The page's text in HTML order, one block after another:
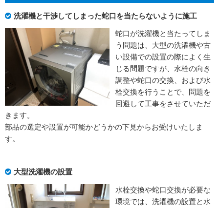
洗濯機と干渉してしまった蛇口を当たらないように施工
蛇口が洗濯機と当たってしま
う問題は、大型の洗濯機や古
い設備での設置の際によく生
じる問題ですが、水栓の向き
調整や蛇口の交換、および水
栓交換を行うことで、問題を
回避して工事をさせていただ
きます。
部品の選定や設置が可能かどうかの下見からお受けいたしま
す。
大型洗濯機の設置
水栓交換や蛇口交換が必要な
環境では、洗濯機の設置と水